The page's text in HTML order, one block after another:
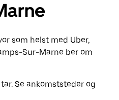
som helst med Uber,
Sur-Marne ber om
Se ankomststeder og